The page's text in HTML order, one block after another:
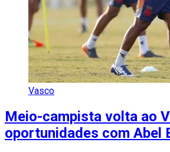
Vasco
Meio-campista volta ao
oportunidades com Abel